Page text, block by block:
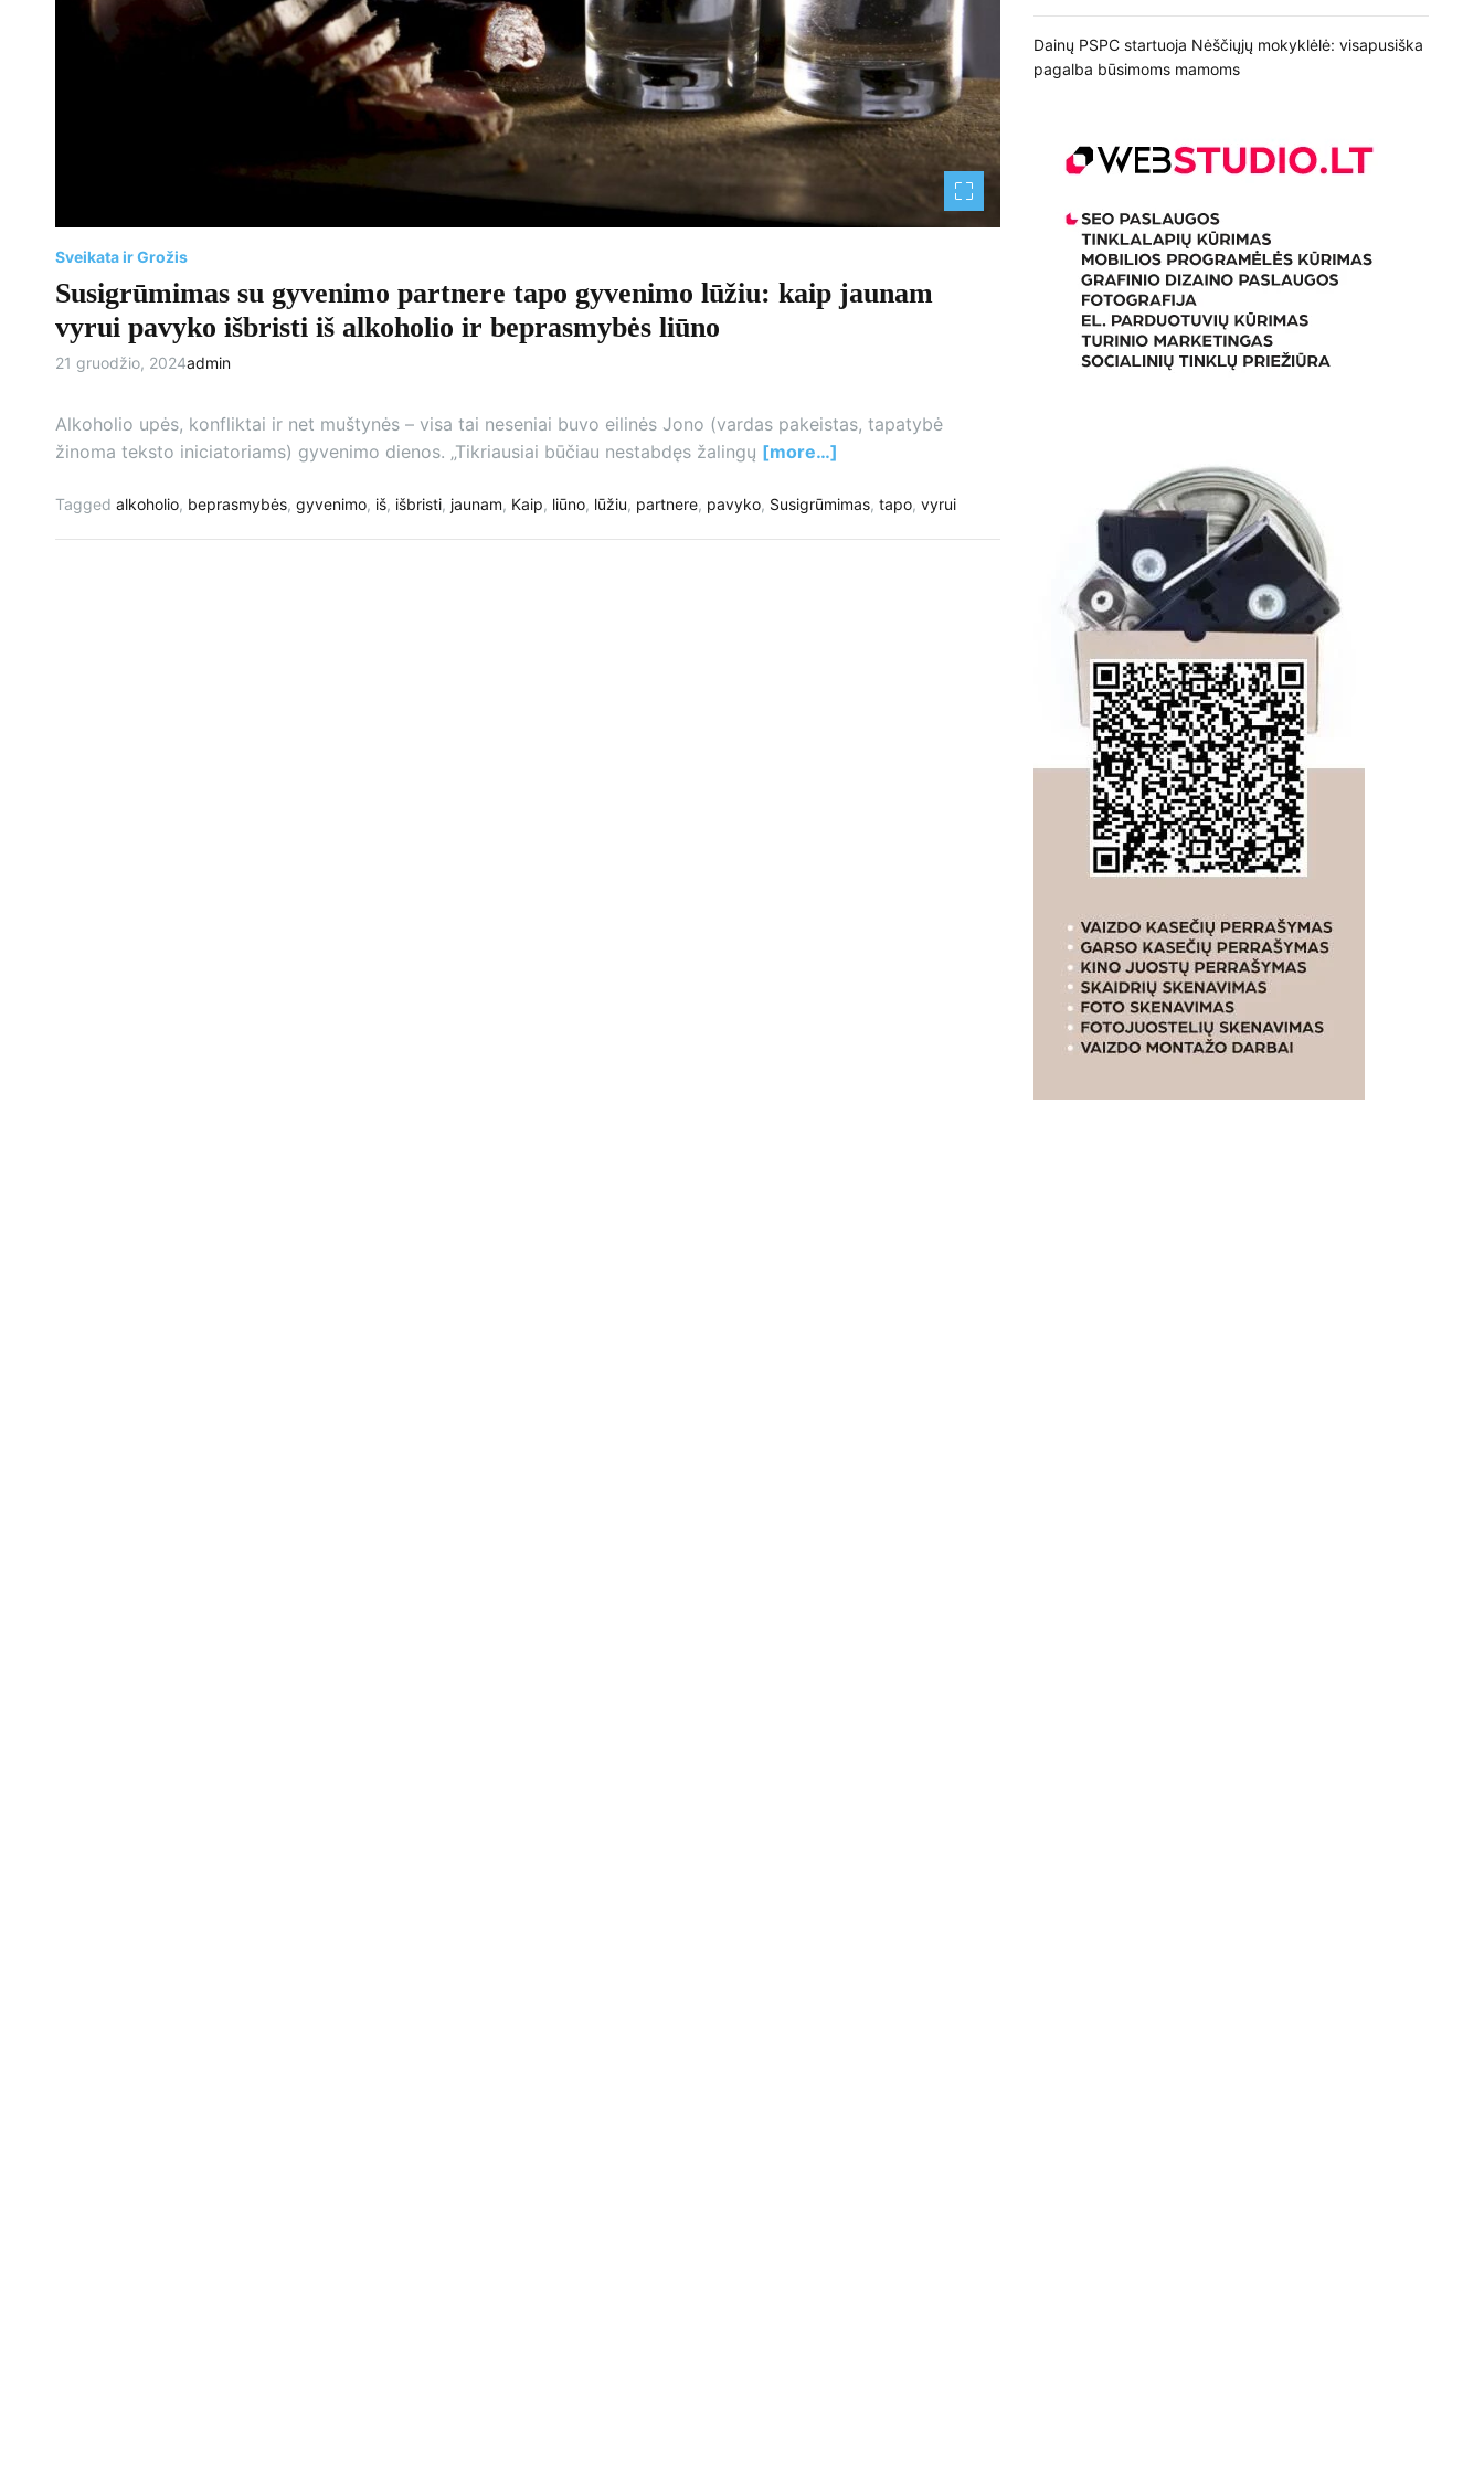
Sveikata ir Grožis
Susigrūmimas su gyvenimo partnere tapo gyvenimo lūžiu: kaip jaunam
vyrui pavyko išbristi iš alkoholio ir beprasmybės liūno
21 gruodžio, 2024admin
Alkoholio upės, konfliktai ir net muštynės – visa tai neseniai buvo eilinės Jono (vardas pakeistas, tapatybė
žinoma teksto iniciatoriams) gyvenimo dienos. „Tikriausiai būčiau nestabdęs žalingų [more…]
Tagged alkoholio, beprasmybės, gyvenimo, iš, išbristi, jaunam, Kaip, liūno, lūžiu, partnere, pavyko, Susigrūmimas, tapo, vyrui
Dainų PSPC startuoja Nėščiųjų mokyklėlė: visapusiška
pagalba būsimoms mamoms